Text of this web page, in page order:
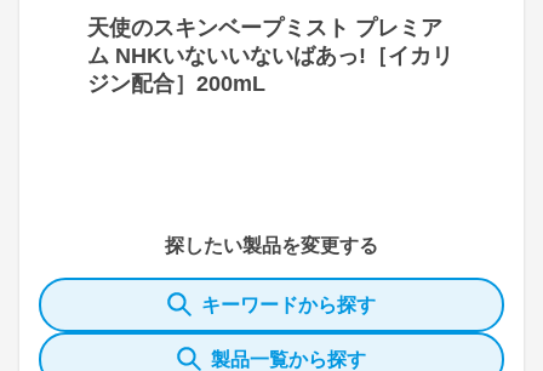
天使のスキンベープミスト プレミア
ム NHKいないいないばあっ!［イカリ
ジン配合］200mL
探したい製品を変更する
キーワードから探す
製品一覧から探す